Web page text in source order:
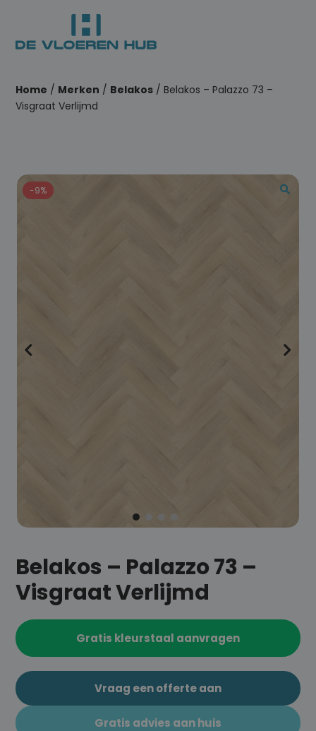
Home / Merken / Belakos / Belakos – Palazzo 73 –
Visgraat Verlijmd
-9%
Belakos – Palazzo 73 –
Visgraat Verlijmd
Gratis kleurstaal aanvragen
Vraag een offerte aan
Gratis advies aan huis